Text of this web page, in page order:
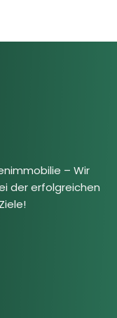
– Wir
der erfolgreichen